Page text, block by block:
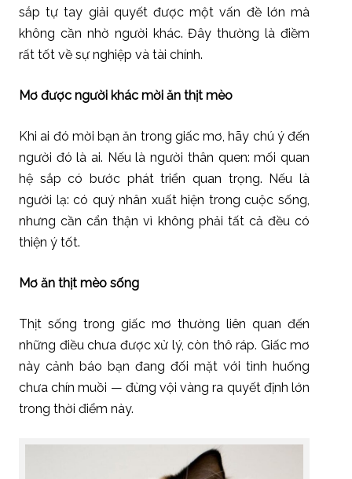
sắp tự tay giải quyết được một vấn đề lớn mà
không cần nhờ người khác. Đây thường là điềm
rất tốt về sự nghiệp và tài chính.
Mơ được người khác mời ăn thịt mèo
Khi ai đó mời bạn ăn trong giấc mơ, hãy chú ý đến
người đó là ai. Nếu là người thân quen: mối quan
hệ sắp có bước phát triển quan trọng. Nếu là
người lạ: có quý nhân xuất hiện trong cuộc sống,
nhưng cần cẩn thận vì không phải tất cả đều có
thiện ý tốt.
Mơ ăn thịt mèo sống
Thịt sống trong giấc mơ thường liên quan đến
những điều chưa được xử lý, còn thô ráp. Giấc mơ
này cảnh báo bạn đang đối mặt với tình huống
chưa chín muồi — đừng vội vàng ra quyết định lớn
trong thời điểm này.